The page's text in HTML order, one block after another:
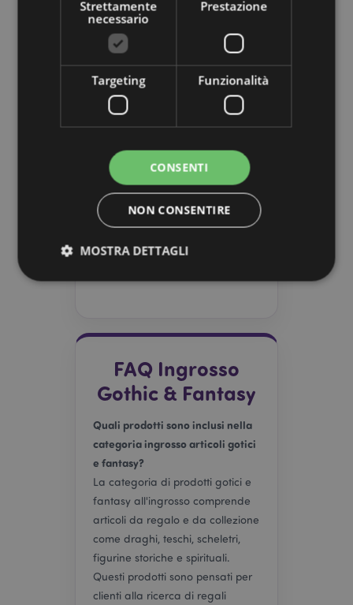
Venditori online
e rivenditori di
collezionismo
Negozi fantasy e spirituali
Promozioni stagionalie
allestimenti tematici
Se i tuoi clienti acquistano oggetti
da collezione, regali particolari o
accessori per la casa a tema,
questa è una categoria ad alto
interesse da tenere a scaffale.
FAQ Ingrosso
Gothic & Fantasy
Quali prodotti sono inclusi nella
categoria ingrosso articoli gotici
e fantasy?
La categoria di prodotti gotici e
fantasy all'ingrosso comprende
articoli da regalo e da collezione
come draghi, teschi, scheletri,
figurine storiche e spirituali.
Questi prodotti sono pensati per
clienti alla ricerca di regali
Strettamente
necessario
Prestazione
Targeting Funzionalità
CONSENTI
NON CONSENTIRE
MOSTRA DETTAGLI
Targeting
Funzionalità
I cookie strettamente necessari consentono le
funzionalità di base del sito web come accesso alla
propria area riservata e gestione dell'account. Il sito
internet non può essere utilizzato correttamente
Nome
Provider
Dominio
www.puckator.it